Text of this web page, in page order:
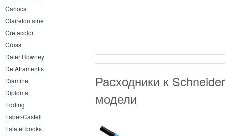
Carioca
Clairefontaine
Cretacolor
Cross
Daler Rowney
De Atramentis
Diamine
Diplomat
Edding
Faber-Castell
Falafel books
Расходники к
модели